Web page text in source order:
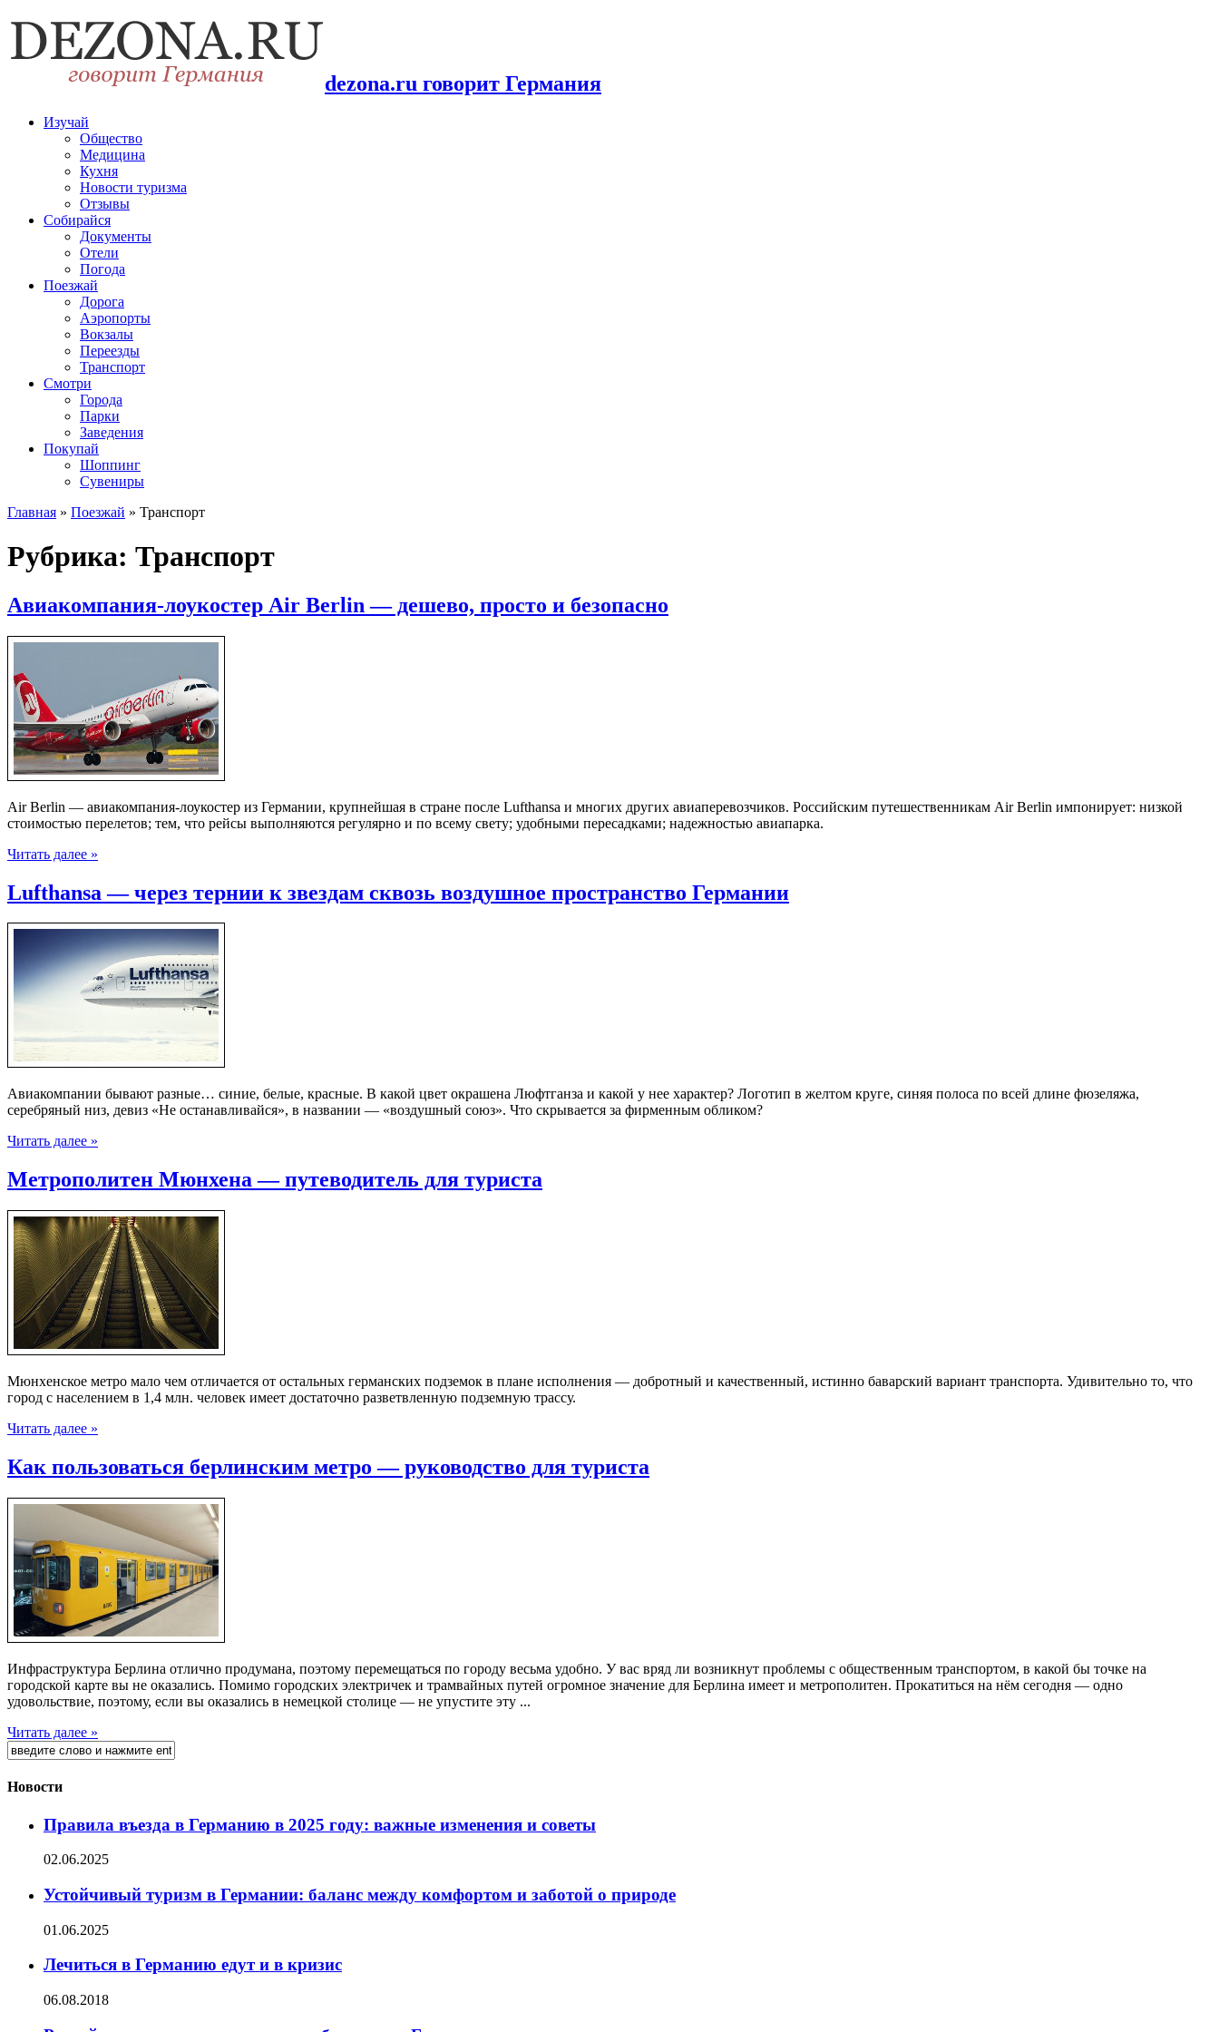
dezona.ru говорит Германия
Изучай
Общество
Медицина
Кухня
Новости туризма
Отзывы
Собирайся
Документы
Отели
Погода
Поезжай
Дорога
Аэропорты
Вокзалы
Переезды
Транспорт
Смотри
Города
Парки
Заведения
Покупай
Шоппинг
Сувениры
Главная » Поезжай » Транспорт
Рубрика: Транспорт
Авиакомпания-лоукостер Air Berlin — дешево, просто и безопасно
Air Berlin — авиакомпания-лоукостер из Германии, крупнейшая в стране после Lufthansa и многих других авиаперевозчиков. Российским путешественникам Air Berlin импонирует: низкой
стоимостью перелетов; тем, что рейсы выполняются регулярно и по всему свету; удобными пересадками; надежностью авиапарка.
Читать далее »
Lufthansa — через тернии к звездам сквозь воздушное пространство Германии
Авиакомпании бывают разные… синие, белые, красные. В какой цвет окрашена Люфтганза и какой у нее характер? Логотип в желтом круге, синяя полоса по всей длине фюзеляжа,
серебряный низ, девиз «Не останавливайся», в названии — «воздушный союз». Что скрывается за фирменным обликом?
Читать далее »
Метрополитен Мюнхена — путеводитель для туриста
Мюнхенское метро мало чем отличается от остальных германских подземок в плане исполнения — добротный и качественный, истинно баварский вариант транспорта. Удивительно то, что
город с населением в 1,4 млн. человек имеет достаточно разветвленную подземную трассу.
Читать далее »
Как пользоваться берлинским метро — руководство для туриста
Инфраструктура Берлина отлично продумана, поэтому перемещаться по городу весьма удобно. У вас вряд ли возникнут проблемы с общественным транспортом, в какой бы точке на
городской карте вы не оказались. Помимо городских электричек и трамвайных путей огромное значение для Берлина имеет и метрополитен. Прокатиться на нём сегодня — одно
удовольствие, поэтому, если вы оказались в немецкой столице — не упустите эту ...
Читать далее »
Новости
Правила въезда в Германию в 2025 году: важные изменения и советы
02.06.2025
Устойчивый туризм в Германии: баланс между комфортом и заботой о природе
01.06.2025
Лечиться в Германию едут и в кризис
06.08.2018